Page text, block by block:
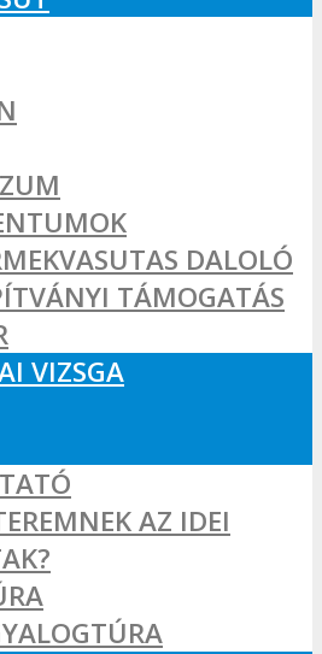
DALOLÓ
TÁMOGATÁS
VIZSGA
AZ IDEI